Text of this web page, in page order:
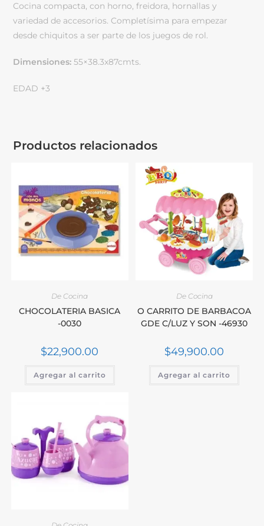
Cocina compacta, con horno, freidora, hornallas y
variedad de accesorios. Completísima para empezar
desde chiquitos a ser parte de los juegos de rol.
Dimensiones: 55×38.3x87cmts.
EDAD +3
Productos relacionados
De Cocina
CHOCOLATERIA BASICA
-0030
$22,900.00
Agregar al carrito
De Cocina
O CARRITO DE BARBACOA
GDE C/LUZ Y SON -46930
$49,900.00
Agregar al carrito